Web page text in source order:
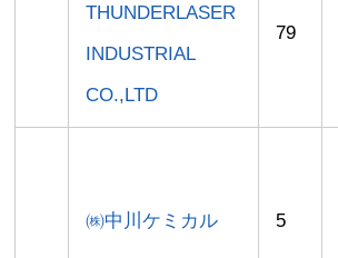
THUNDERLASER
INDUSTRIAL
CO.,LTD
79
㈱中川ケミカル 5